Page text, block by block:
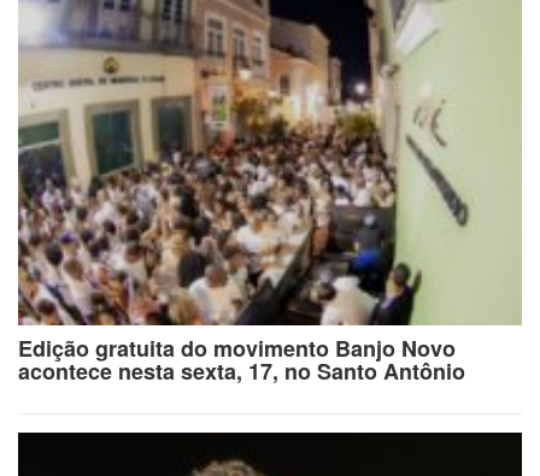
Edição gratuita do movimento Banjo Novo
acontece nesta sexta, 17, no Santo Antônio